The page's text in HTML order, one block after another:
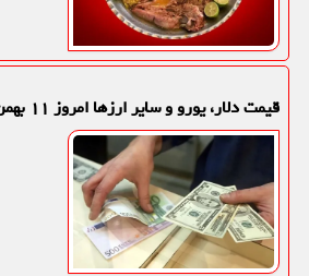
قیمت دلار، یورو و سایر ارزها امروز ۱۱ بهمن